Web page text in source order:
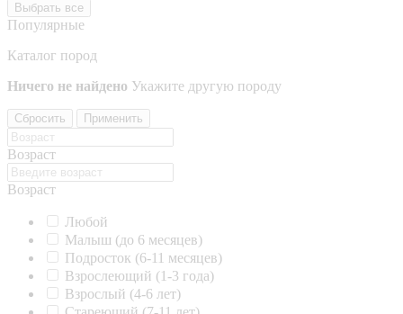
Выбрать все
Популярные
Каталог пород
Ничего не найдено Укажите другую породу
Сбросить Применить
Возраст
Возраст
Любой
Малыш (до 6 месяцев)
Подросток (6-11 месяцев)
Взрослеющий (1-3 года)
Взрослый (4-6 лет)